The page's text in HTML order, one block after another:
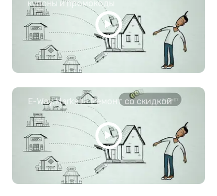
купоны и промокоды
E-Way.Market - Ремонт со скидкой